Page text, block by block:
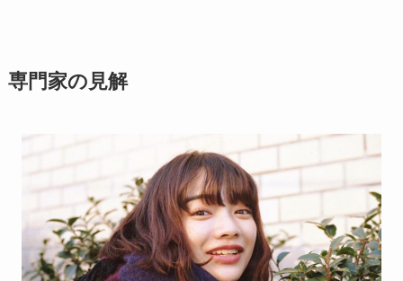
専門家の見解